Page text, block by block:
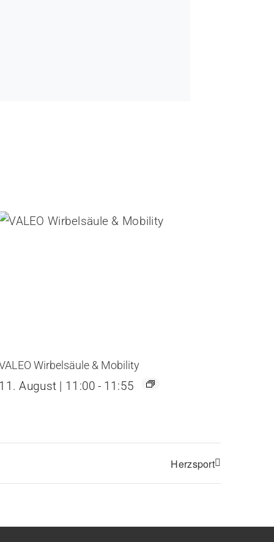
Wirbelsäule & Mobility
August | 11:00 - 11:55
Herzsport